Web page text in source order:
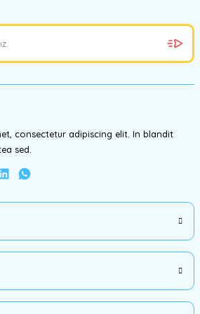
veya görüntülenemiyor.
bulunuyor.
consectetur adipiscing elit. In blandit
sed.